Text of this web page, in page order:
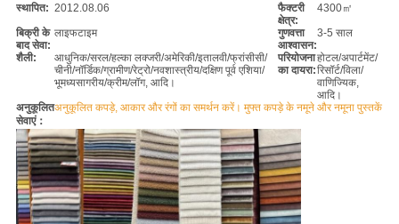
स्थापित: 2012.08.06
फैक्टरी
क्षेत्र:
4300㎡
बिक्री के
बाद सेवा:
लाइफटाइम
गुणवत्ता
आश्वासन:
3-5 साल
शैली:
आधुनिक/सरल/हल्का लक्जरी/अमेरिकी/इतालवी/फ्रांसीसी/
चीनी/नॉर्डिक/ग्रामीण/रेट्रो/नवशास्त्रीय/दक्षिण पूर्व एशिया/
भूमध्यसागरीय/क्रीम/लॉग, आदि।
परियोजना
का दायरा:
होटल/अपार्टमेंट/
रिसॉर्ट/विला/
वाणिज्यिक,
आदि।
अनुकूलित
सेवाएं：
अनुकूलित कपड़े, आकार और रंगों का समर्थन करें। मुफ्त कपड़े के नमूने और नमूना पुस्तकें